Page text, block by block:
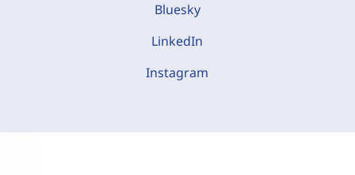
Bluesky
LinkedIn
Instagram